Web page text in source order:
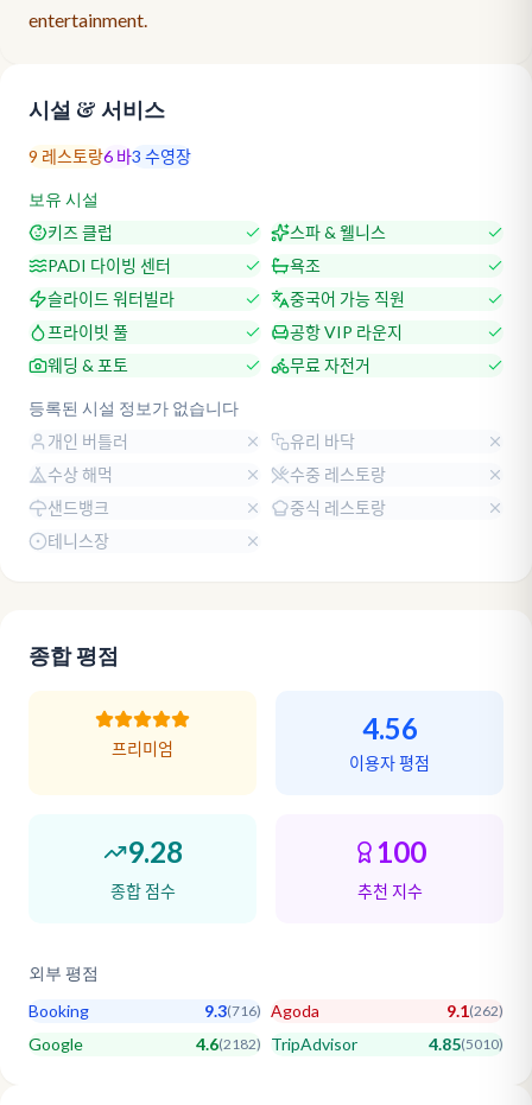
entertainment.
시설 & 서비스
9 레스토랑6 바3 수영장
보유 시설
키즈 클럽
스파 & 웰니스
PADI 다이빙 센터
욕조
슬라이드 워터빌라
중국어 가능 직원
프라이빗 풀
공항 VIP 라운지
웨딩 & 포토
무료 자전거
등록된 시설 정보가 없습니다
개인 버틀러
유리 바닥
수상 해먹
수중 레스토랑
샌드뱅크
중식 레스토랑
테니스장
종합 평점
프리미엄
4.56
이용자 평점
9.28
종합 점수
100
추천 지수
외부 평점
Booking 9.3(716) Agoda 9.1(262)
Google 4.6(2182) TripAdvisor 4.85(5010)